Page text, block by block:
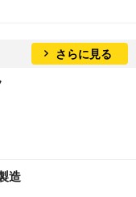
さらに見る
造